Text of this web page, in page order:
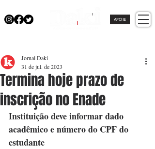
APOIE
Termina hoje prazo de
inscrição no Enade
Jornal Daki
31 de jul. de 2023
Instituição deve informar dado
acadêmico e número do CPF do
estudante